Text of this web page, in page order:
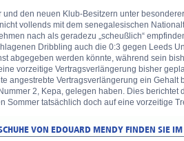
und den neuen Klub-Besitzern unter
vollends mit dem senegalesischen
nach als geradezu „scheußlich“
Dribbling auch die 0:3 gegen Leeds
abgegeben werden könnte, während sein
vorzeitige Vertragsverlängerung bisher
angestrebte Vertragsverlängerung ein
2, Kepa, gelegen haben. Dies berichtet
Sommer tatsächlich doch auf eine vorzeitige